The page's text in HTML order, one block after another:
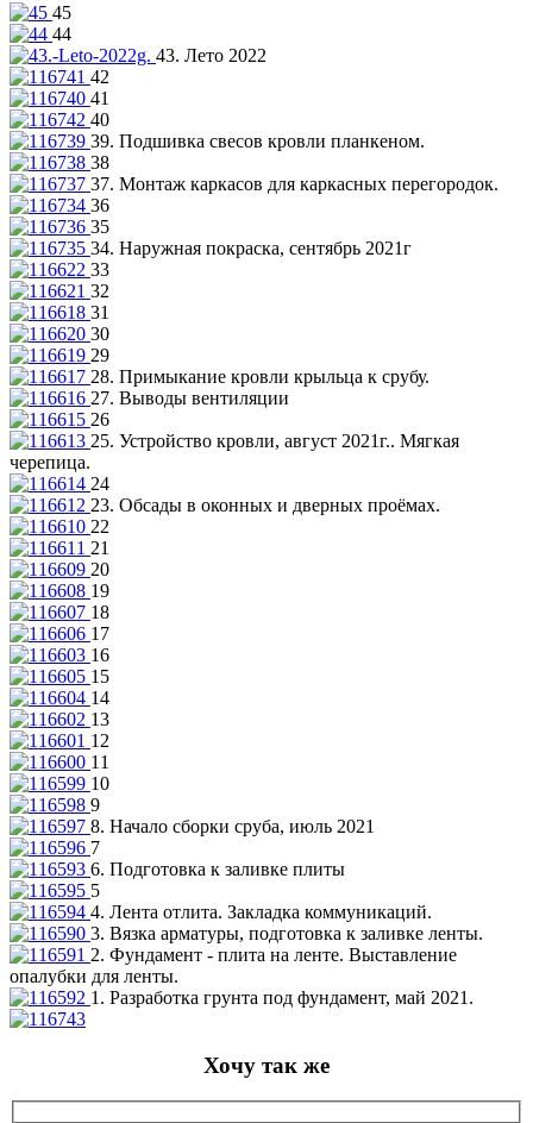
45
44
43. Лето 2022
42
41
40
39. Подшивка свесов кровли планкеном.
38
37. Монтаж каркасов для каркасных перегородок.
36
35
34. Наружная покраска, сентябрь 2021г
33
32
31
30
29
28. Примыкание кровли крыльца к срубу.
27. Выводы вентиляции
26
25. Устройство кровли, август 2021г.. Мягкая
черепица.
24
23. Обсады в оконных и дверных проёмах.
22
21
20
19
18
17
16
15
14
13
12
11
10
9
8. Начало сборки сруба, июль 2021
7
6. Подготовка к заливке плиты
5
4. Лента отлита. Закладка коммуникаций.
3. Вязка арматуры, подготовка к заливке ленты.
2. Фундамент - плита на ленте. Выставление
опалубки для ленты.
1. Разработка грунта под фундамент, май 2021.
Хочу так же